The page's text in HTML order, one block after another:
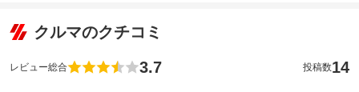
クルマのクチコミ
レビュー総合 3.7 投稿数14